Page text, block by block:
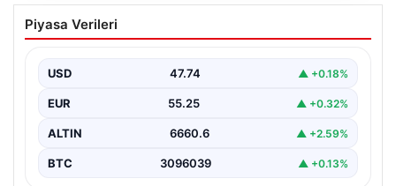
Bakan Kurum: Devlet Yönetimi Ciddi
Sorumluluk Gerektirir
Kurum, gerçekleştirdiği konuşmada devlet yönetiminin
ve büyük…
Piyasa Verileri
USD 47.74 ▲ +0.18%
EUR 55.25 ▲ +0.32%
ALTIN 6660.6 ▲ +2.59%
BTC 3096039 ▲ +0.13%